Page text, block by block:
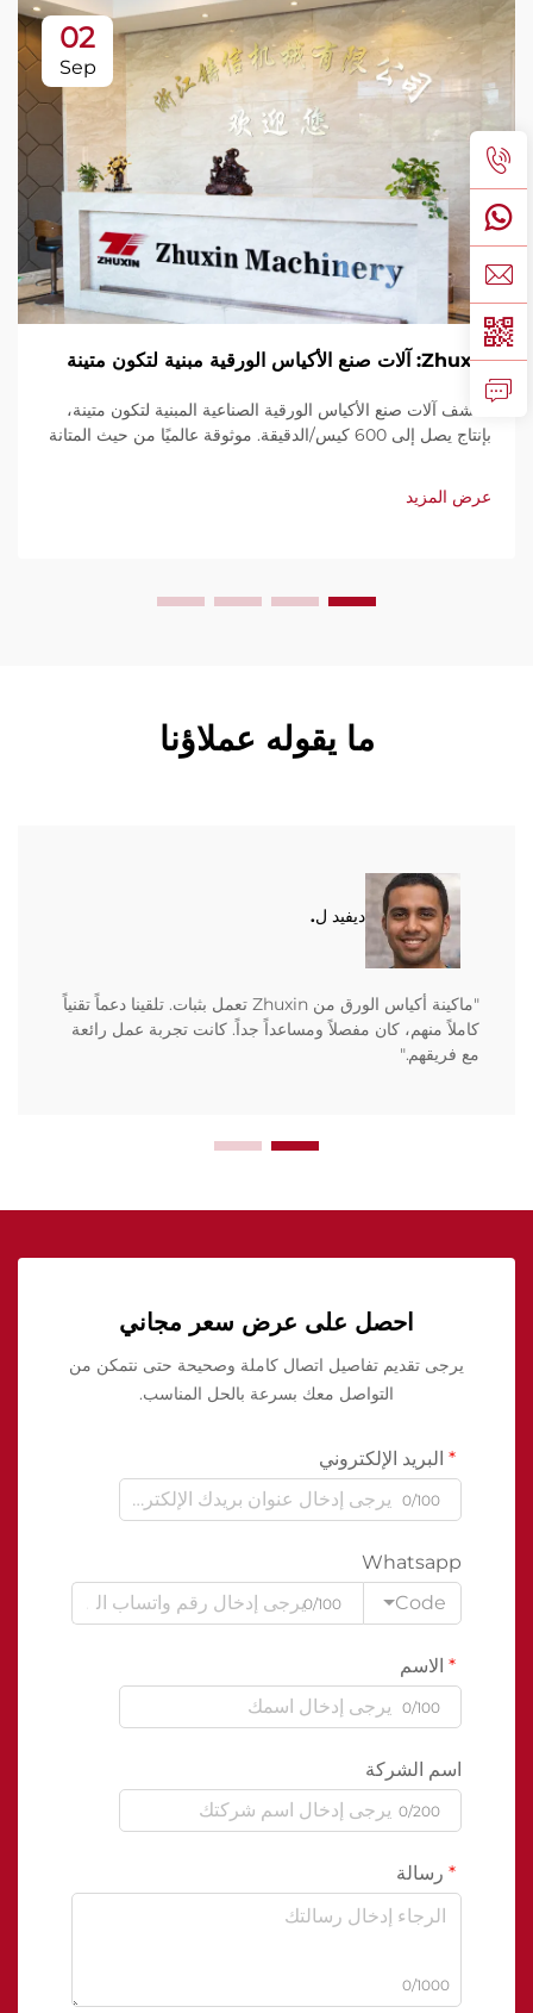
02
Sep
Zhuxin: آلات صنع الأكياس الورقية مبنية لتكون متينة
اكتشف آلات صنع الأكياس الورقية الصناعية المبنية لتكون متينة،
بإنتاج يصل إلى 600 كيس/الدقيقة. موثوقة عالميًا من حيث المتانة
وخدمة سريعة. اطلب عرض سعر اليوم.
عرض المزيد
ما يقوله عملاؤنا
ديفيد ل.
"ماكينة أكياس الورق من Zhuxin تعمل بثبات. تلقينا دعماً تقنياً
كاملاً منهم، كان مفصلاً ومساعداً جداً. كانت تجربة عمل رائعة
مع فريقهم."
احصل على عرض سعر مجاني
يرجى تقديم تفاصيل اتصال كاملة وصحيحة حتى نتمكن من
التواصل معك بسرعة بالحل المناسب.
البريد الإلكتروني
0/100
Whatsapp
Code
0/100
الاسم
0/100
اسم الشركة
0/200
رسالة
0/1000